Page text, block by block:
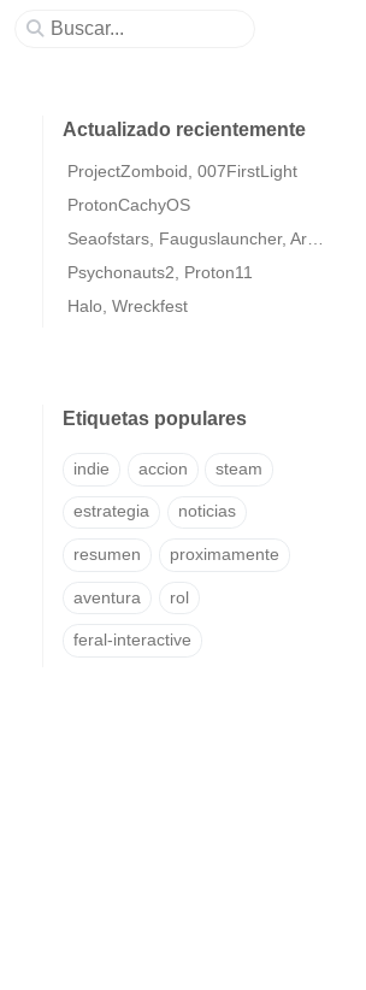
Actualizado recientemente
ProjectZomboid, 007FirstLight
ProtonCachyOS
Psychonauts2, Proton11
Halo, Wreckfest
Etiquetas populares
indie accion steam
estrategia noticias
resumen proximamente
aventura rol
feral-interactive